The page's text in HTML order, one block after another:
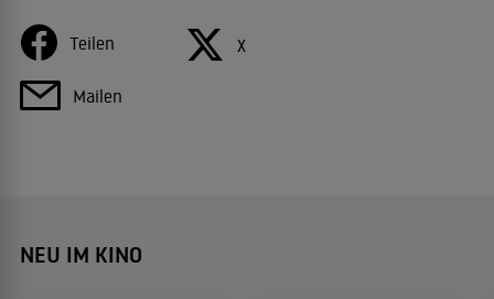
Teilen X
Mailen
NEU IM KINO